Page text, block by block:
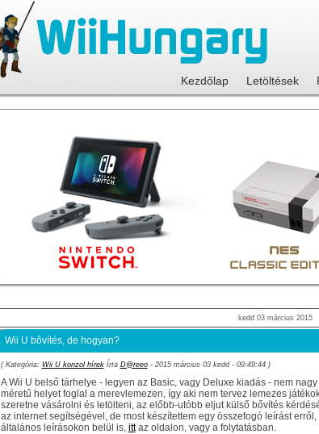
Kezdőlap Letöltések
kedd 03 március 2015
Wii U bôvítés, de hogyan?
( Kategória: Wii U konzol hírekÍrta D@reeo- 2015 március 03 kedd - 09:49:44 )
A Wii U belső tárhelye - legyen az Basic, vagy Deluxe kiadás - nem
méretű helyet foglal a merevlemezen, így aki nem tervez lemezes
szeretne vásárolni és letölteni, az előbb-utóbb eljut külső bővítés
az internet segítségével, de most készítettem egy összefogó leírást
általános leírásokon belül is, ittaz oldalon, vagy a folytatásban.